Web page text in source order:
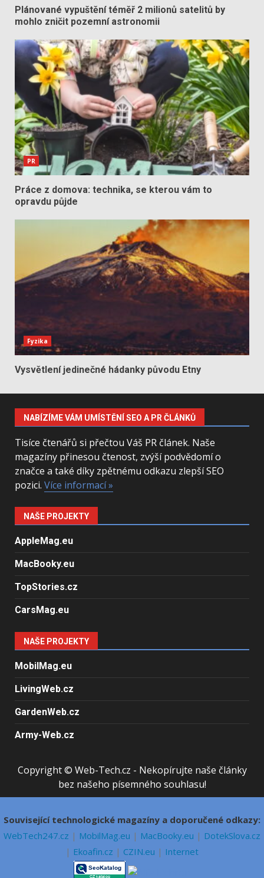
Plánované vypuštění téměř 2 milionů satelitů by
mohlo zničit pozemní astronomii
PR
Práce z domova: technika, se kterou vám to
opravdu půjde
Fyzika
Vysvětlení jedinečné hádanky původu Etny
NABÍZÍME VÁM UMÍSTĚNÍ SEO A PR ČLÁNKŮ
Tisíce čtenářů si přečtou Váš PR článek. Naše
magazíny přinesou čtenost, zvýší podvědomí o
značce a také díky zpětnému odkazu zlepší SEO
pozici. Více informací »
NAŠE PROJEKTY
AppleMag.eu
MacBooky.eu
TopStories.cz
CarsMag.eu
NAŠE PROJEKTY
MobilMag.eu
LivingWeb.cz
GardenWeb.cz
Army-Web.cz
Copyright © Web-Tech.cz - Nekopírujte naše články
bez našeho písemného souhlasu!
Související technologické magazíny a doporučené odkazy:
WebTech247.cz | MobilMag.eu | MacBooky.eu | DotekSlova.cz
| Ekoafin.cz | CZIN.eu | Internet